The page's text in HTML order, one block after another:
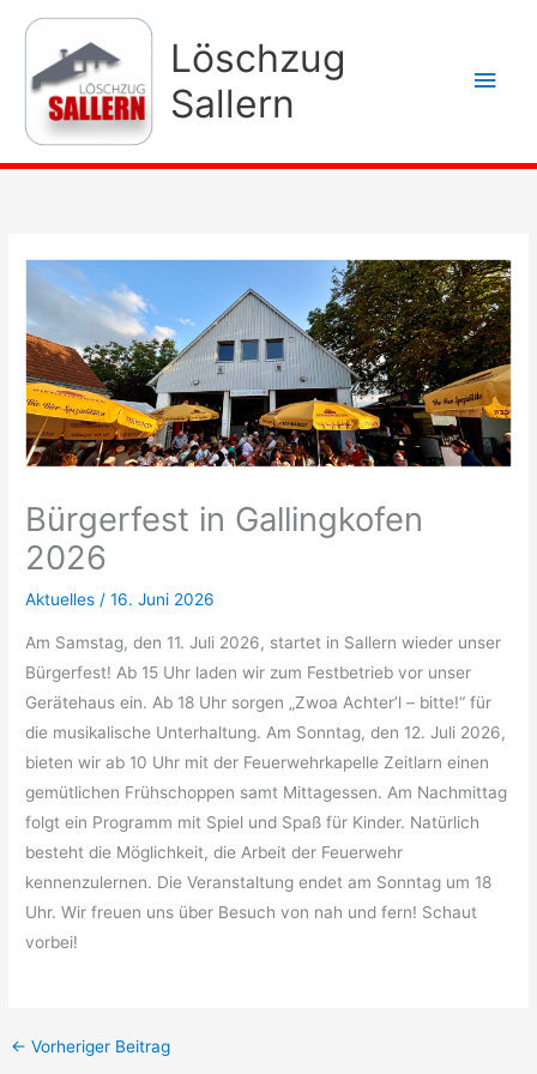
springen
Löschzug
Sallern
Bürgerfest in Gallingkofen
2026
Aktuelles /16. Juni 2026
Am Samstag, den 11. Juli 2026, startet in Sallern wieder unser
Bürgerfest! Ab 15 Uhr laden wir zum Festbetrieb vor unser
Gerätehaus ein. Ab 18 Uhr sorgen „Zwoa Achter’l – bitte!“ für
die musikalische Unterhaltung. Am Sonntag, den 12. Juli 2026,
bieten wir ab 10 Uhr mit der Feuerwehrkapelle Zeitlarn einen
gemütlichen Frühschoppen samt Mittagessen. Am Nachmittag
folgt ein Programm mit Spiel und Spaß für Kinder. Natürlich
besteht die Möglichkeit, die Arbeit der Feuerwehr
kennenzulernen. Die Veranstaltung endet am Sonntag um 18
Uhr. Wir freuen uns über Besuch von nah und fern! Schaut
vorbei!
← Vorheriger Beitrag